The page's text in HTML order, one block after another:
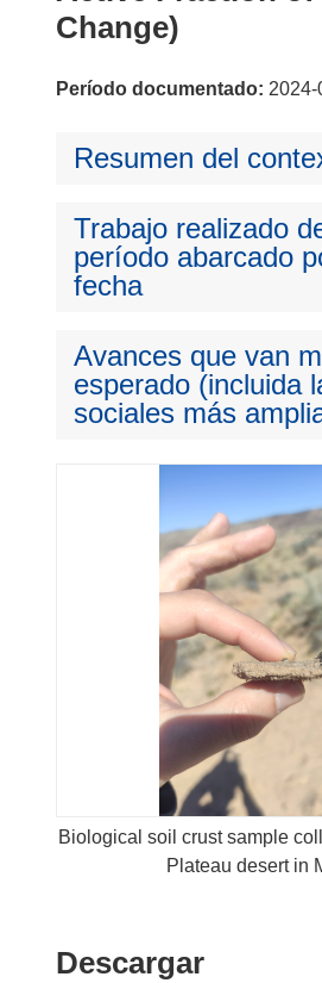
Change)
Período documentado: 2024-
Resumen del
Trabajo realizado
período abarcado
fecha
Avances que van
esperado (incluida
sociales más
Biological soil crust sample
Plateau desert in
Descargar